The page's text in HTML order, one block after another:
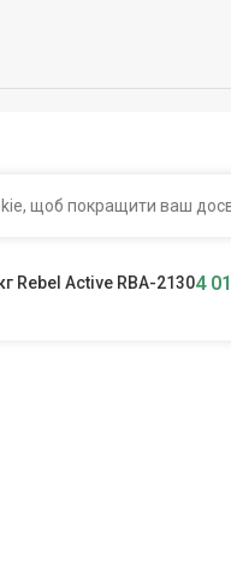
щоб покращити ваш
Rebel Active RBA-21304